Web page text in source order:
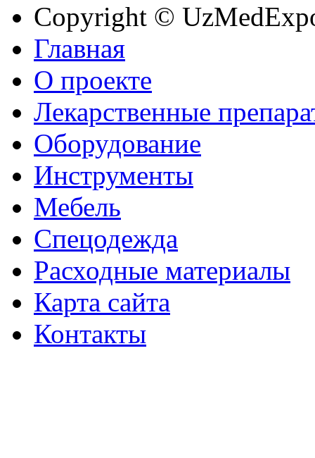
Copyright ©
Главная
О проекте
Лекарственные
Оборудование
Инструменты
Мебель
Спецодежда
Расходные материалы
Карта сайта
Контакты